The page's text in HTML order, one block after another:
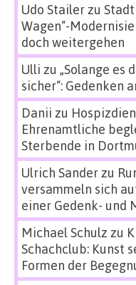
Udo Stailerzu
Wagen“-
doch weitergehen
Ulli zu „Solange es
sicher“: Gedenken
Danii zu
Ehrenamtliche
Sterbende in
Ulrich Sanderzu
versammeln sich
einer Gedenk- und
Michael Schulz zu
Schachclub: Kunst
Formen der